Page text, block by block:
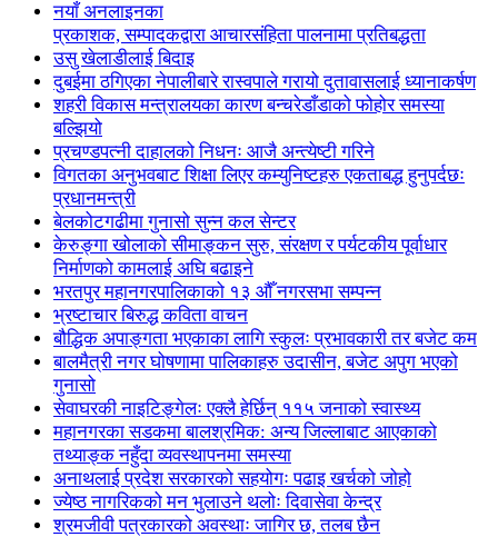
नयाँ अनलाइनका
प्रकाशक, सम्पादकद्वारा आचारसंहिता पालनामा प्रतिबद्धता
उसु खेलाडीलाई बिदाइ
दुबईमा ठगिएका नेपालीबारे रास्वपाले गरायो दुतावासलाई ध्यानाकर्षण
शहरी विकास मन्त्रालयका कारण बन्चरेडाँडाको फोहोर समस्या
बल्झियो
प्रचण्डपत्नी दाहालको निधनः आजै अन्त्येष्टी गरिने
विगतका अनुभवबाट शिक्षा लिएर कम्युनिष्टहरु एकताबद्ध हुनुपर्दछः
प्रधानमन्त्री
बेलकोटगढीमा गुनासो सुन्न कल सेन्टर
केरुङ्गा खोलाको सीमाङ्कन सुरु, संरक्षण र पर्यटकीय पूर्वाधार
निर्माणको कामलाई अघि बढाइने
भरतपुर महानगरपालिकाको १३ औँ नगरसभा सम्पन्न
भ्रष्टाचार बिरुद्ध कविता वाचन
बौद्धिक अपाङ्गता भएकाका लागि स्कुलः प्रभावकारी तर बजेट कम
बालमैत्री नगर घोषणामा पालिकाहरु उदासीन, बजेट अपुग भएको
गुनासो
सेवाघरकी नाइटिङ्गेलः एक्लै हेर्छिन् ११५ जनाको स्वास्थ्य
महानगरका सडकमा बालश्रमिक: अन्य जिल्लाबाट आएकाको
तथ्याङ्क नहुँदा व्यवस्थापनमा समस्या
अनाथलाई प्रदेश सरकारको सहयोगः पढाइ खर्चको जोहो
ज्येष्ठ नागरिकको मन भुलाउने थलोः दिवासेवा केन्द्र
श्रमजीवी पत्रकारको अवस्थाः जागिर छ, तलब छैन